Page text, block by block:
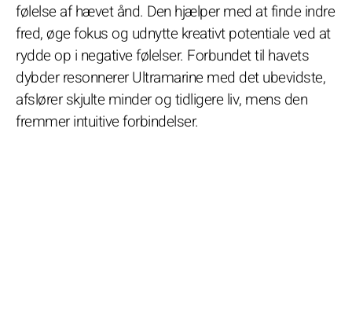
følelse af hævet ånd. Den hjælper med at finde indre
fred, øge fokus og udnytte kreativt potentiale ved at
rydde op i negative følelser. Forbundet til havets
dybder resonnerer Ultramarine med det ubevidste,
afslører skjulte minder og tidligere liv, mens den
fremmer intuitive forbindelser.